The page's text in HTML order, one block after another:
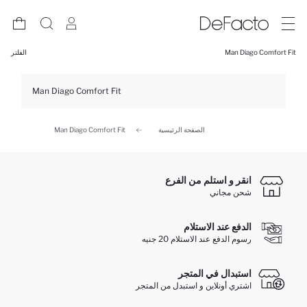
Man Diago Comfort Fit الفلتر
Man Diago Comfort Fit
الصفحة الرئيسية Man Diago Comfort Fit
انقر و استلم من الفرع
شحن مجاني
الدفع عند الاستلام
رسوم الدفع عند الاستلام 20 جنيه
استبدال في المتجر
اشتري أونلاين و استبدل من المتجر